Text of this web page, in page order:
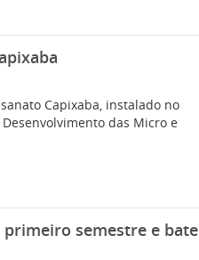
Capixaba, instalado no
das Micro e
semestre e bate